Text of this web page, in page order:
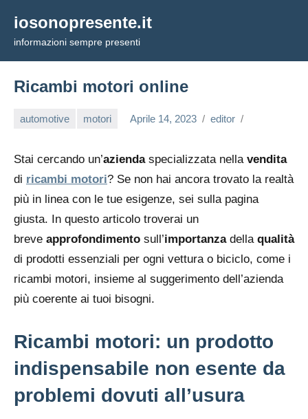
contenuto
iosonopresente.it
informazioni sempre presenti
Ricambi motori online
automotive motori Aprile 14, 2023 editor
Stai cercando un’aziendaspecializzata nellavendita
di ricambi motori? Se non hai ancora trovato la realtà
più in linea con le tue esigenze, sei sulla pagina
giusta. In questo articolo troverai un
breve approfondimento sull’importanza della qualità
di prodotti essenziali per ogni vettura o biciclo, come i
ricambi motori, insieme al suggerimento dell’azienda
più coerente ai tuoi bisogni.
Ricambi motori: un prodotto
indispensabile non esente da
problemi dovuti all’usura